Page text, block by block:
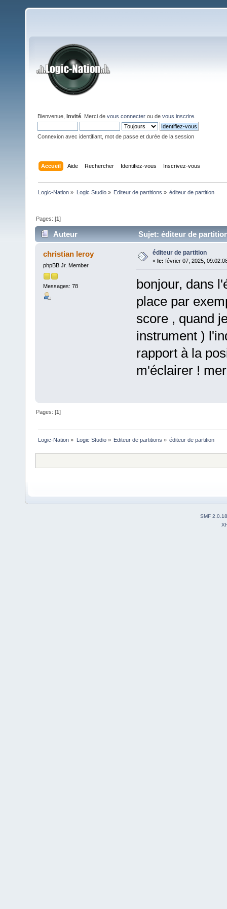
Bienvenue, Invité . Merci de vous connecter ou de vous inscrire
Connexion avec identifiant, mot de passe et durée de la session
Accueil Aide Rechercher Identifiez-vous Inscrivez-vous
Logic-Nation » Logic Studio» Editeur de partitions » éditeur de partition
Pages: [1]
Auteur Sujet: éditeur de
christian leroy
phpBB Jr. Member
Messages: 78
éditeur de partition
« le: février 07, 2025,
bonjour, dans
place par
score , quand
instrument )
rapport à la
m'éclairer !
Pages: [1]
Logic-Nation » Logic Studio» Editeur de partitions » éditeur de partition
SMF 2.0.18